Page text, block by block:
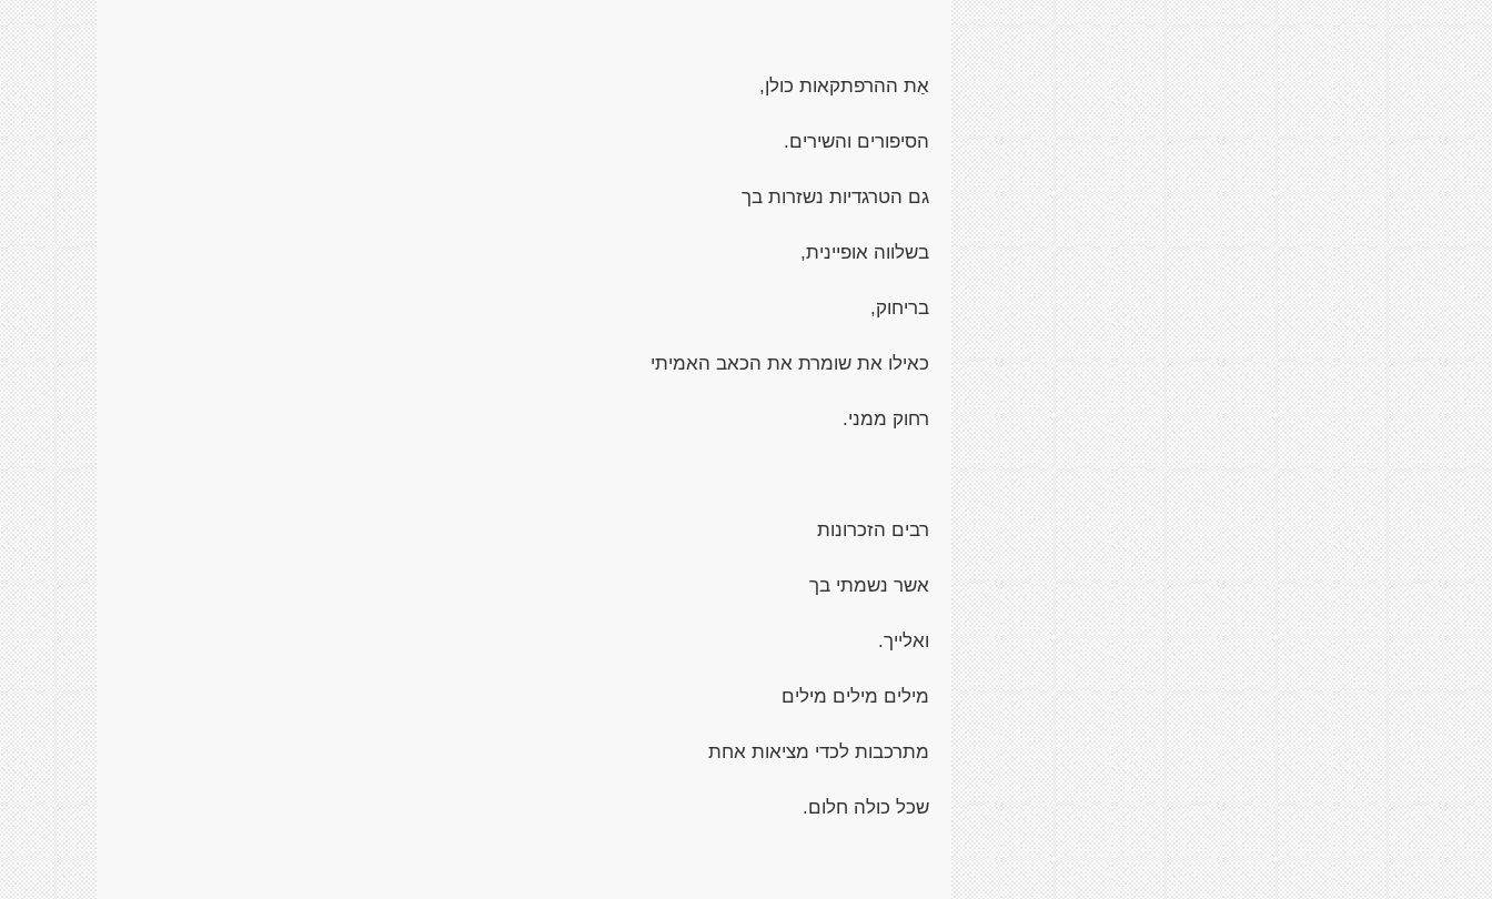
אַת ההרפתקאות כולן,
הסיפורים והשירים.
גם הטרגדיות נשזרות בך
בשלווה אופיינית,
בריחוק,
כאילו את שומרת את הכאב האמיתי
רחוק ממני.
רבים הזכרונות
אשר נשמתי בך
ואלייך.
מילים מילים מילים
מתרכבות לכדי מציאות אחת
שכל כולה חלום.